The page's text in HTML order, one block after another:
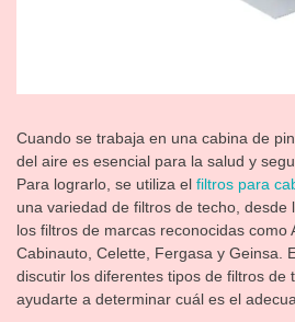
Cuando se trabaja en una cabina de
del aire es esencial para la salud y
Para lograrlo, se utiliza el filtros para
una variedad de filtros de techo, desde
los filtros de marcas reconocidas como
Cabinauto, Celette, Fergasa y Geinsa.
discutir los diferentes tipos de filtros de
ayudarte a determinar cuál es el